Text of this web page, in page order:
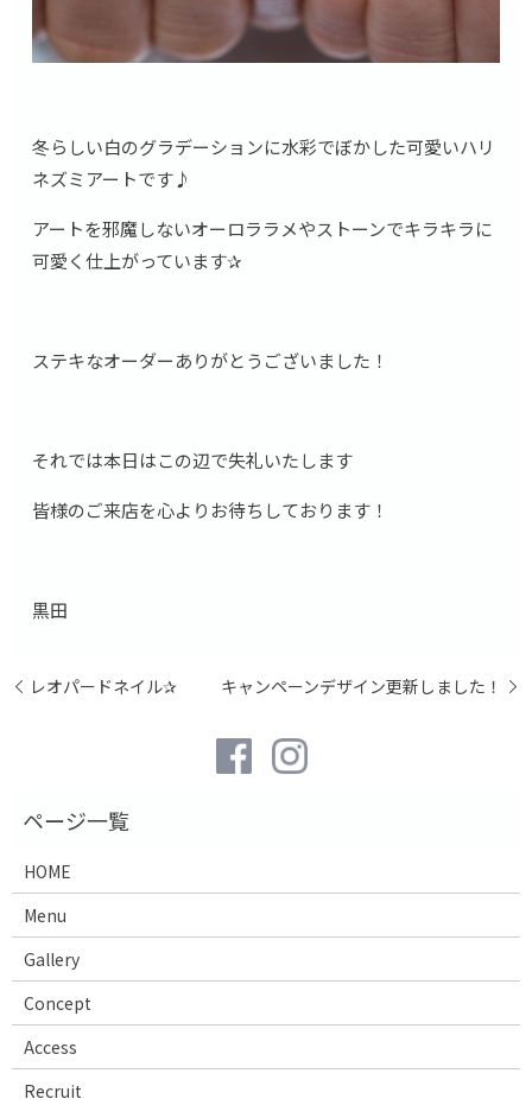
冬らしい白のグラデーションに水彩でぼかした可愛いハリ
ネズミアートです♪
アートを邪魔しないオーロララメやストーンでキラキラに
可愛く仕上がっています✰
ステキなオーダーありがとうございました！
それでは本日はこの辺で失礼いたします
皆様のご来店を心よりお待ちしております！
黒田
レオパードネイル✰ キャンペーンデザイン更新しました！
HOME
Menu
Gallery
Concept
Access
Recruit